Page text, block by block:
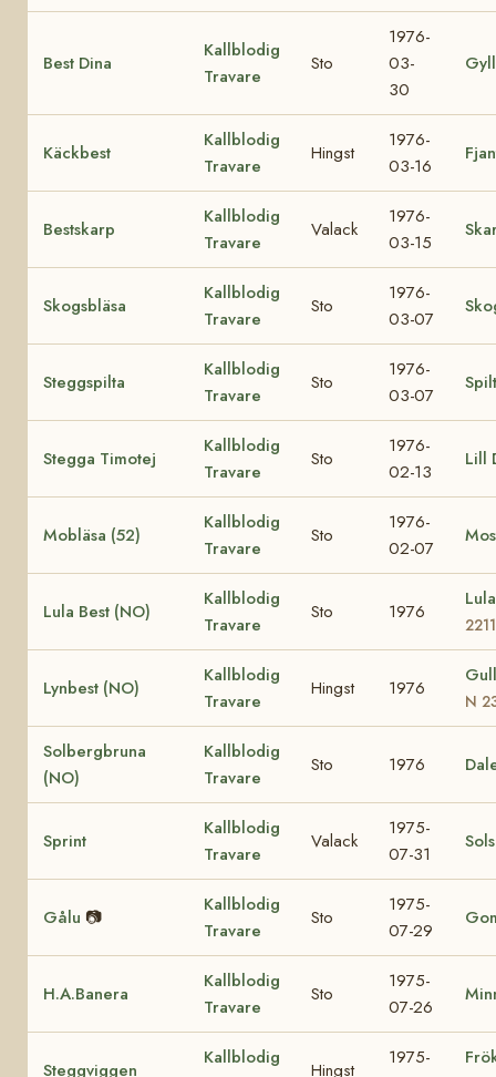
Best Dina
Kallblodig
Travare
Sto
1976-
03-
30
Käckbest
Kallblodig
Travare
Hingst
1976-
03-16
Bestskarp
Kallblodig
Travare
Valack
1976-
03-15
Skogsbläsa
Kallblodig
Travare
Sto
1976-
03-07
Steggspilta
Kallblodig
Travare
Sto
1976-
03-07
Stegga Timotej
Kallblodig
Travare
Sto
1976-
02-13
Lill
Mobläsa (52)
Kallblodig
Travare
Sto
1976-
02-07
Lula Best (NO)
Kallblodig
Travare
Sto 1976
Lynbest (NO)
Kallblodig
Travare
Hingst 1976
N
Solbergbruna
(NO)
Kallblodig
Travare
Sto 1976
Sprint
Kallblodig
Travare
Valack
1975-
07-31
Gålu 📷
Kallblodig
Travare
Sto
1975-
07-29
H.A.Banera
Kallblodig
Travare
Sto
1975-
07-26
Steggviggen
Kallblodig
Hingst
1975-